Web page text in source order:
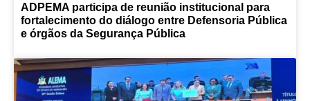
ADPEMA participa de reunião institucional para
fortalecimento do diálogo entre Defensoria Pública
e órgãos da Segurança Pública